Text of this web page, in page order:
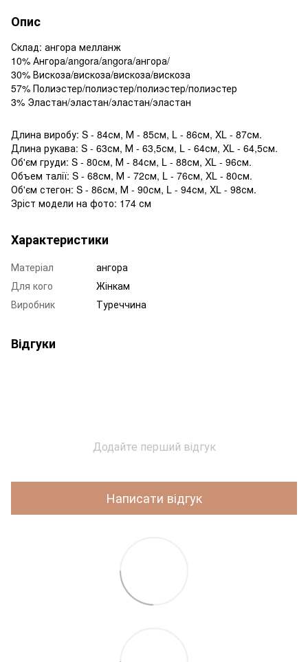
Опис
Склад: ангора мелланж
10% Ангора/angora/angora/ангора/
30% Вискоза/вискоза/вискоза/вискоза
57% Полиэстер/полиэстер/полиэстер/полиэстер
3% Эластан/эластан/эластан/эластан
Длина виробу: S - 84см, М - 85см, L - 86см, XL - 87см.
Длина рукава: S - 63см, М - 63,5см, L - 64см, XL - 64,5см.
Об'єм груди: S - 80см, М - 84см, L - 88см, XL - 96см.
Объем талії: S - 68см, М - 72см, L - 76см, XL - 80см.
Об'єм стегон: S - 86см, М - 90см, L - 94см, XL - 98см.
Зріст модели на фото: 174 см
Характеристики
Матеріал
ангора
Для кого
Жінкам
Виробник
Туреччина
Відгуки
Додайте перший відгук
Написати відгук